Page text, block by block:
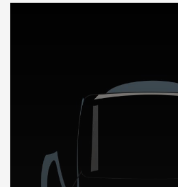
DÉCOUVREZ NOTRE